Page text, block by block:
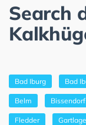
Search
Bad Iburg Bad
Belm Bissendorf
Fledder Gartlage